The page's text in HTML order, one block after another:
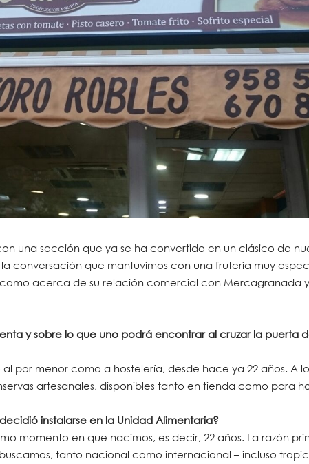
una sección que ya se ha convertido en un clásico de
conversación que mantuvimos con una frutería muy
como acerca de su relación comercial con Mercagranada
y sobre lo que uno podrá encontrar al cruzar la puerta
por menor como a hostelería, desde hace ya 22 años. A
artesanales, disponibles tanto en tienda como para
instalarse en la Unidad Alimentaria?
momento en que nacimos, es decir, 22 años. La razón
tanto nacional como internacional – incluso